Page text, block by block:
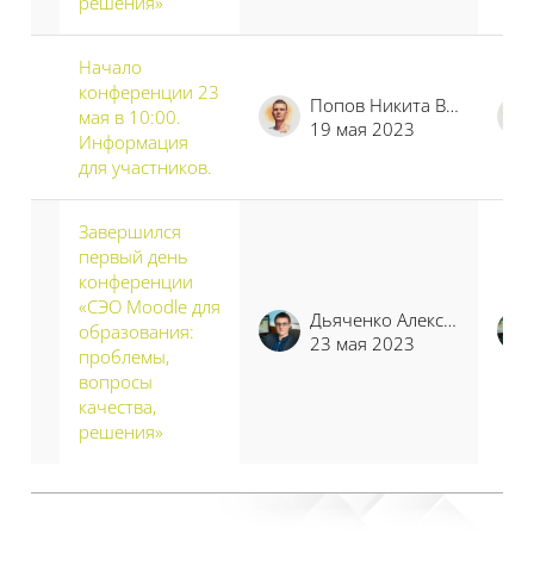
Начало
конференции 23
мая в 10:00.
Информация
для участников.
Попов Никита Владимирович
19 мая 2023
Завершился
первый день
конференции
«СЭО Moodle для
образования:
проблемы,
вопросы
качества,
решения»
Дьяченко Алексей Владимирович
23 мая 2023